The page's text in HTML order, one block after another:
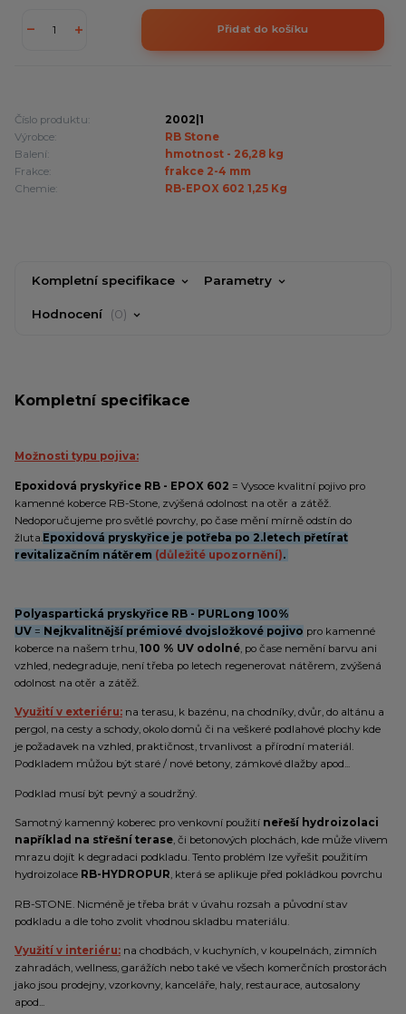
Přidat do košíku
Číslo produktu:
2002|1
Výrobce:
RB Stone
Balení:
hmotnost - 26,28 kg
Frakce:
frakce 2-4 mm
Chemie:
RB-EPOX 602 1,25 Kg
Kompletní specifikace Parametry
Hodnocení 0
Kompletní specifikace
Možnosti typu pojiva:
Epoxidová pryskyřice RB - EPOX 602 = Vysoce kvalitní pojivo pro
kamenné koberce RB-Stone, zvýšená odolnost na otěr a zátěž.
Nedoporučujeme pro světlé povrchy, po čase mění mírně odstín do
žluta. Epoxidová pryskyřice je potřeba po 2.letech přetírat
revitalizačním nátěrem (důležité upozornění).
Polyaspartická pryskyřice RB - PURLong 100%
UV = Nejkvalitnější prémiové dvojsložkové pojivo pro kamenné
koberce na našem trhu, 100 % UV odolné , po čase nemění barvu ani
vzhled, nedegraduje, není třeba po letech regenerovat nátěrem, zvýšená
odolnost na otěr a zátěž.
Využití v exteriéru: na terasu, k bazénu, na chodníky, dvůr, do altánu a
pergol, na cesty a schody, okolo domů či na veškeré podlahové plochy kde
je požadavek na vzhled, praktičnost, trvanlivost a přírodní materiál.
Podkladem můžou být staré / nové betony, zámkové dlažby apod...
Podklad musí být pevný a soudržný.
Samotný kamenný koberec pro venkovní použití neřeší hydroizolaci
například na střešní terase, či betonových plochách, kde může vlivem
mrazu dojít k degradaci podkladu. Tento problém lze vyřešit použitím
hydroizolace RB-HYDROPUR, která se aplikuje před pokládkou povrchu
RB-STONE. Nicméně je třeba brát v úvahu rozsah a původní stav
podkladu a dle toho zvolit vhodnou skladbu materiálu.
Využití v interiéru: na chodbách, v kuchyních, v koupelnách, zimních
zahradách, wellness, garážích nebo také ve všech komerčních prostorách
jako jsou prodejny, vzorkovny, kanceláře, haly, restaurace, autosalony
apod...